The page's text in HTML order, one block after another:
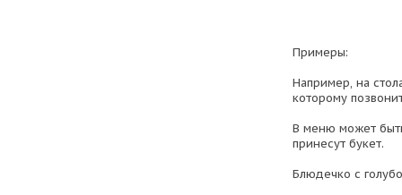
Примеры:
Например, на
которому
В меню может
принесут букет.
Блюдечко с